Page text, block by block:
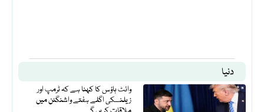
دنیا
وائٹ ہاؤس کا کہنا ہے کہ ٹرمپ اور
زیلنسکی اگلے ہفتے واشنگٹن میں